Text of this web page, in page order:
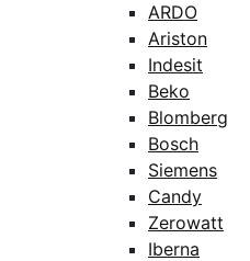
ARDO
Ariston
Indesit
Beko
Blomberg
Bosch
Siemens
Candy
Zerowatt
Iberna